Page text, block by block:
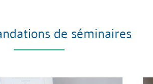
de séminaires